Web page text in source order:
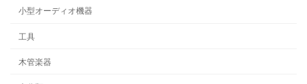
小型オーディオ機器
工具
木管楽器